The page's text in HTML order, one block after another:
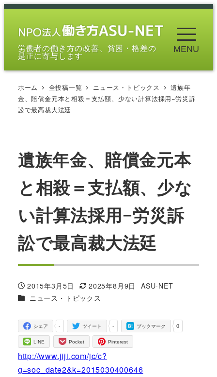
メ
労働者の働き方の改善、貧困・格差の
是正に寄与します
MENU
ホーム 全投稿一覧 ニュース・トピックス
遺族年
金、賠償金元本と相殺＝支払額、少ない計算法採用−労災訴
訟で最高裁大法廷
遺族年金、賠償金元本
と相殺＝支払額、少な
い計算法採用−労災訴
訟で最高裁大法廷
投稿日
2015年3月5日
更新日
2025年8月9日
著
ASU-NET
カテゴリー
ニュース・トピックス
-
シェア -
ツイート 0
ブックマーク
LINE Pocket Pinterest
http://www.jiji.com/jc/c?
g=soc_date2&k=2015030400646